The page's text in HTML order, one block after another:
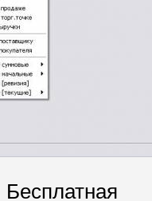
Бесплатная